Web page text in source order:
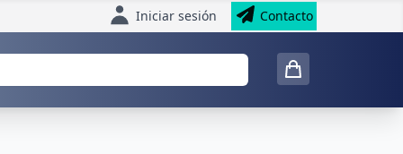
Iniciar sesión Contacto